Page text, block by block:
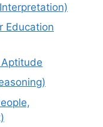
Interpretation)
Education
Aptitude